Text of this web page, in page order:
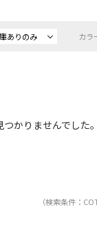
ありのみ カラ
かりませんでした
（検索条件：